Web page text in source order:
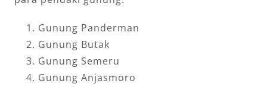
Gunung Panderman
Gunung Butak
Gunung Semeru
Gunung Anjasmoro